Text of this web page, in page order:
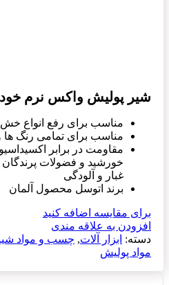
شیر پولیش واکس نرم خودرو
مناسب برای رفع انواع خش
مناسب برای تمامی رنگ ها
مقاومت در برابر
خورشید و فضولات
غبار و آلودگی
برند اتوسل محصول آلمان
برای مقایسه اضافه کنید
افزودن به علاقه مندی
دسته: ابزار آلات, چسب و مواد
مواد پولیش